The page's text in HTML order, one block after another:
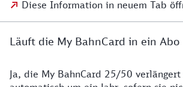
Diese Information in neuem Tab
Läuft die My BahnCard in ein Abo
Ja, die My BahnCard 25/50